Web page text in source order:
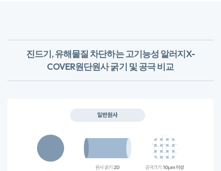
진드기, 유해물질 차단하는 고기능성 알러지X-
COVER원단​원사 굵기 및 공극 비교